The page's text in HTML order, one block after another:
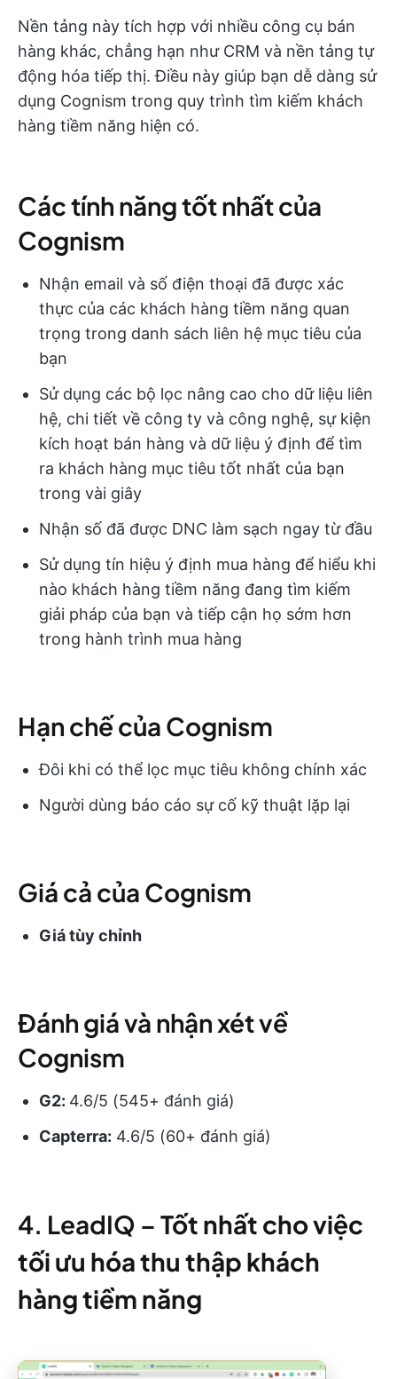
Nền tảng này tích hợp với nhiều công cụ bán
hàng khác, chẳng hạn như CRM và nền tảng tự
động hóa tiếp thị. Điều này giúp bạn dễ dàng sử
dụng Cognism trong quy trình tìm kiếm khách
hàng tiềm năng hiện có.
Các tính năng tốt nhất của
Cognism
Nhận email và số điện thoại đã được xác
thực của các khách hàng tiềm năng quan
trọng trong danh sách liên hệ mục tiêu của
bạn
Sử dụng các bộ lọc nâng cao cho dữ liệu liên
hệ, chi tiết về công ty và công nghệ, sự kiện
kích hoạt bán hàng và dữ liệu ý định để tìm
ra khách hàng mục tiêu tốt nhất của bạn
trong vài giây
Nhận số đã được DNC làm sạch ngay từ đầu
Sử dụng tín hiệu ý định mua hàng để hiểu khi
nào khách hàng tiềm năng đang tìm kiếm
giải pháp của bạn và tiếp cận họ sớm hơn
trong hành trình mua hàng
Hạn chế của Cognism
Đôi khi có thể lọc mục tiêu không chính xác
Người dùng báo cáo sự cố kỹ thuật lặp lại
Giá cả của Cognism
Giá tùy chỉnh
Đánh giá và nhận xét về
Cognism
G2: 4.6/5 (545+ đánh giá)
Capterra: 4.6/5 (60+ đánh giá)
4. LeadIQ – Tốt nhất cho việc
tối ưu hóa thu thập khách
hàng tiềm năng